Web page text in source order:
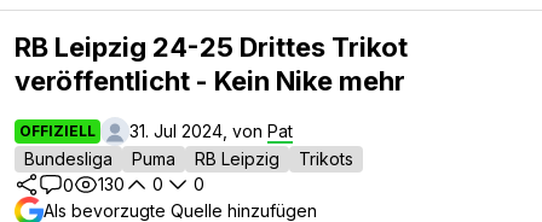
RB Leipzig 24-25 Drittes Trikot
veröffentlicht - Kein Nike mehr
OFFIZIELL 31. Jul 2024, von Pat
Bundesliga
Puma RB Leipzig
Trikots
0
130 0
0
Als bevorzugte Quelle hinzufügen